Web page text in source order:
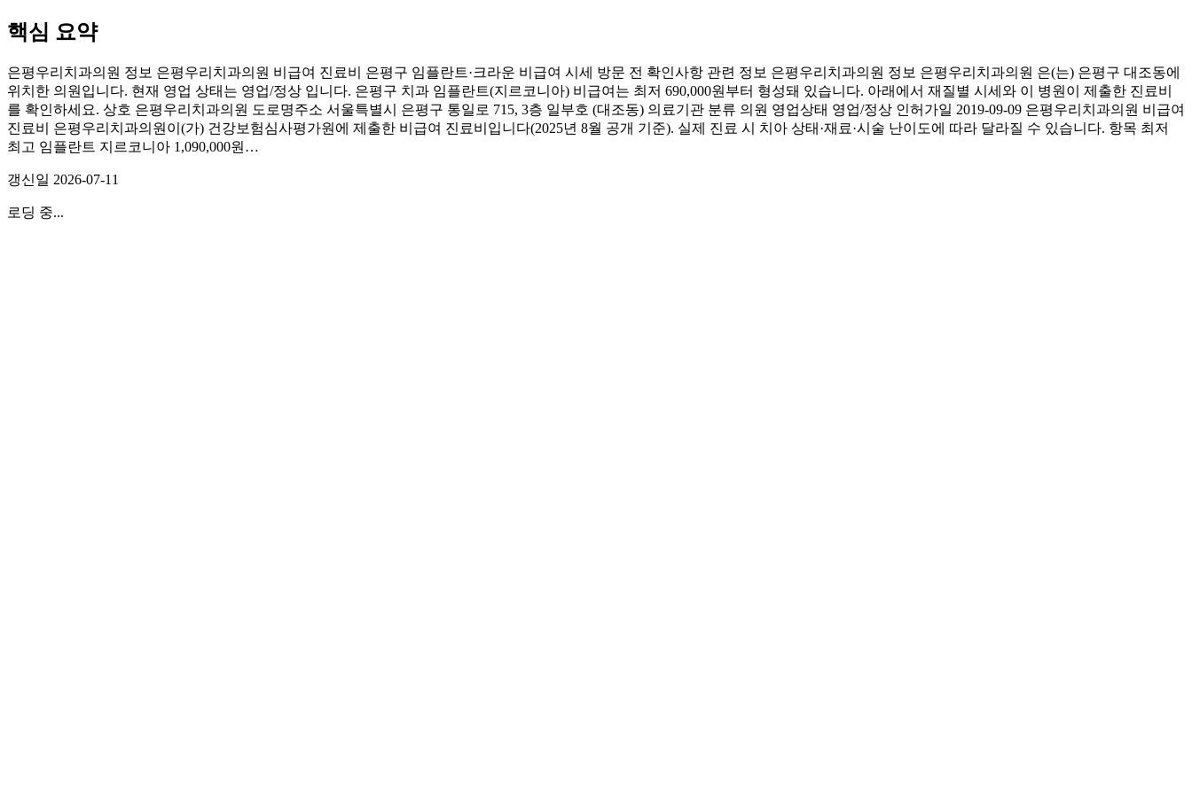
핵심 요약
은평우리치과의원 정보 은평우리치과의원 비급여 진료비 은평구 임플란트·크라운 비급여 시세 방문 전 확인사항 관련 정보 은평우리치과의원 정보 은평우리치과의원 은(는) 은평구 대조동에
위치한 의원입니다. 현재 영업 상태는 영업/정상 입니다. 은평구 치과 임플란트(지르코니아) 비급여는 최저 690,000원부터 형성돼 있습니다. 아래에서 재질별 시세와 이 병원이 제출한 진료비
를 확인하세요. 상호 은평우리치과의원 도로명주소 서울특별시 은평구 통일로 715, 3층 일부호 (대조동) 의료기관 분류 의원 영업상태 영업/정상 인허가일 2019-09-09 은평우리치과의원 비급여
진료비 은평우리치과의원이(가) 건강보험심사평가원에 제출한 비급여 진료비입니다(2025년 8월 공개 기준). 실제 진료 시 치아 상태·재료·시술 난이도에 따라 달라질 수 있습니다. 항목 최저
최고 임플란트 지르코니아 1,090,000원…
갱신일 2026-07-11
로딩 중...